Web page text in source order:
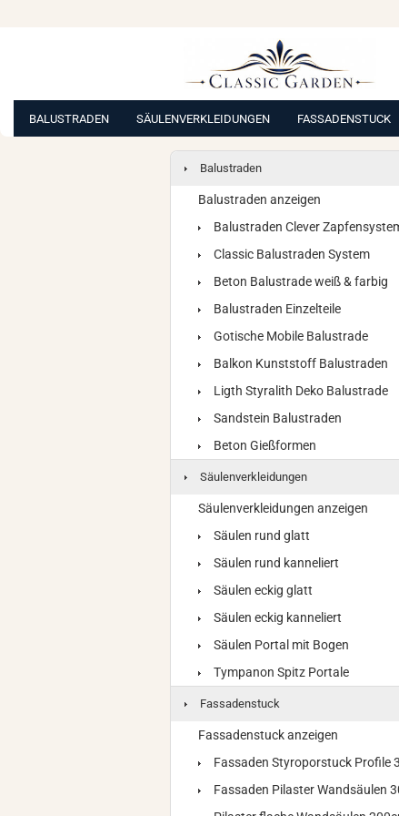
BALUSTRADEN SÄULENVERKLEIDUNGEN FASSADENSTUCK
Balustraden
Balustraden anzeigen
Balustraden Clever
Classic Balustraden System
Beton Balustrade weiß & farbig
Balustraden Einzelteile
Gotische Mobile Balustrade
Balkon Kunststoff Balustraden
Ligth Styralith Deko Balustrade
Sandstein Balustraden
Beton Gießformen
Säulenverkleidungen
Säulenverkleidungen anzeigen
Säulen rund glatt
Säulen rund kanneliert
Säulen eckig glatt
Säulen eckig kanneliert
Säulen Portal mit Bogen
Tympanon Spitz Portale
Fassadenstuck
Fassadenstuck anzeigen
Fassaden Styroporstuck Profile
Fassaden Pilaster Wandsäulen